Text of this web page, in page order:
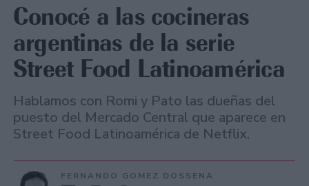
Conocé a las cocineras
argentinas de la serie
Street Food Latinoamérica
Hablamos con Romi y Pato las dueñas del
puesto del Mercado Central que aparece en
Street Food Latinoamérica de Netflix.
FERNANDO GOMEZ DOSSENA